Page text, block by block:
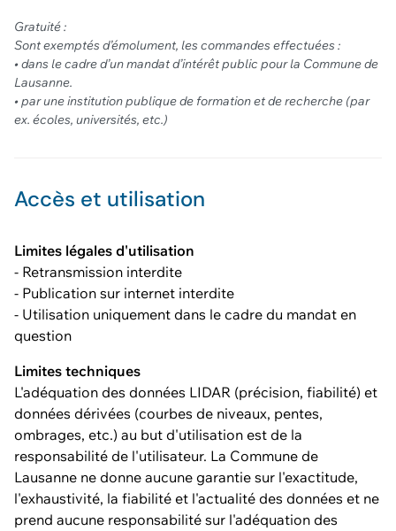
Gratuité :
Sont exemptés d’émolument, les commandes effectuées :
• dans le cadre d’un mandat d’intérêt public pour la Commune de
Lausanne.
• par une institution publique de formation et de recherche (par
ex. écoles, universités, etc.)
Accès et utilisation
Limites légales d'utilisation
- Retransmission interdite
- Publication sur internet interdite
- Utilisation uniquement dans le cadre du mandat en
question
Limites techniques
L'adéquation des données LIDAR (précision, fiabilité) et
données dérivées (courbes de niveaux, pentes,
ombrages, etc.) au but d'utilisation est de la
responsabilité de l'utilisateur. La Commune de
Lausanne ne donne aucune garantie sur l'exactitude,
l'exhaustivité, la fiabilité et l'actualité des données et ne
prend aucune responsabilité sur l'adéquation des